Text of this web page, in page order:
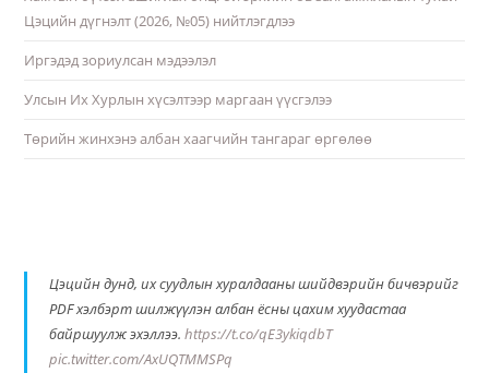
Цэцийн дүгнэлт (2026, №05) нийтлэгдлээ
Иргэдэд зориулсан мэдээлэл
Улсын Их Хурлын хүсэлтээр маргаан үүсгэлээ
Төрийн жинхэнэ албан хаагчийн тангараг өргөлөө
Цэцийн дунд, их суудлын хуралдааны шийдвэрийн бичвэрийг
PDF хэлбэрт шилжүүлэн албан ёсны цахим хуудастаа
байршуулж эхэллээ.https://t.co/qE3ykiqdbT
pic.twitter.com/AxUQTMMSPq